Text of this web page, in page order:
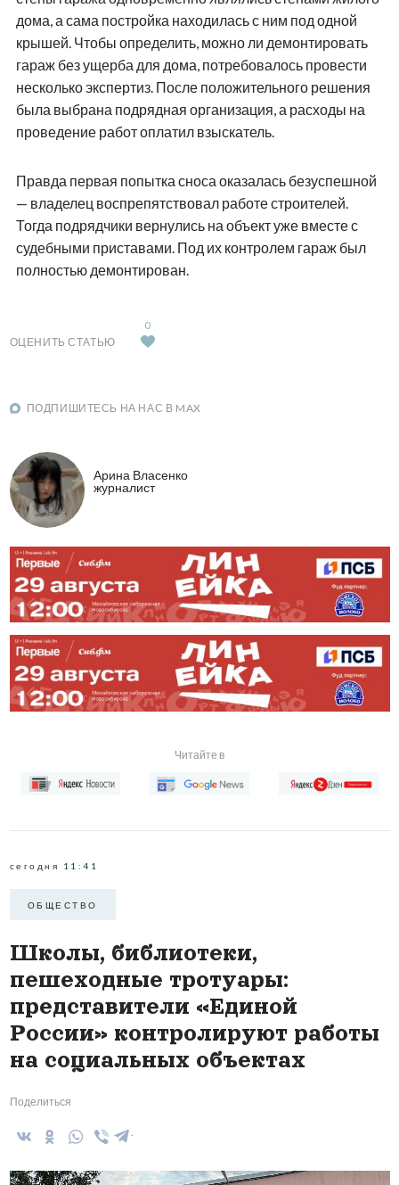
дома, а сама постройка находилась с ним под одной
крышей. Чтобы определить, можно ли демонтировать
гараж без ущерба для дома, потребовалось провести
несколько экспертиз. После положительного решения
была выбрана подрядная организация, а расходы на
проведение работ оплатил взыскатель.
Правда первая попытка сноса оказалась безуспешной
— владелец воспрепятствовал работе строителей.
Тогда подрядчики вернулись на объект уже вместе с
судебными приставами. Под их контролем гараж был
полностью демонтирован.
ОЦЕНИТЬ СТАТЬЮ
0
ПОДПИШИТЕСЬ НА НАС В MAX
Арина Власенко
журналист
Читайте в
сегодня 11:41
ОБЩЕСТВО
Школы, библиотеки,
пешеходные тротуары:
представители «Единой
России» контролируют работы
на социальных объектах
Поделиться